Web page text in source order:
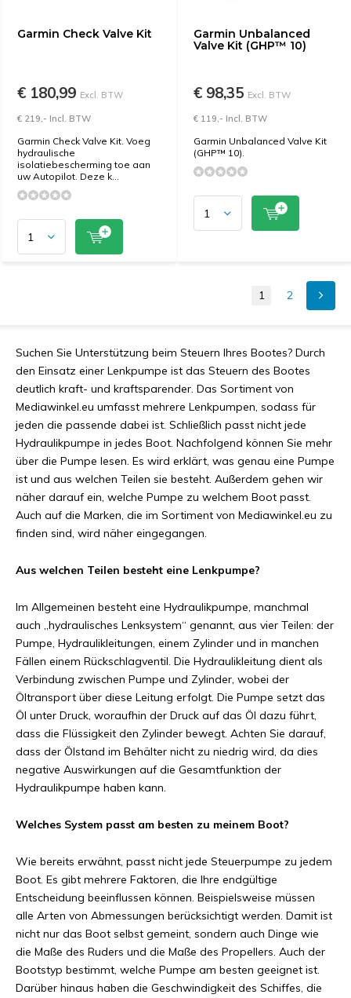
Garmin Check Valve Kit
€ 180,99 Excl. BTW
€ 219,- Incl. BTW
Garmin Check Valve Kit. Voeg
hydraulische
isolatiebescherming toe aan
uw Autopilot. Deze k...
Garmin Unbalanced
Valve Kit (GHP™ 10)
€ 98,35 Excl. BTW
€ 119,- Incl. BTW
Garmin Unbalanced Valve Kit
(GHP™ 10).
1 2
Suchen Sie Unterstützung beim Steuern Ihres Bootes? Durch
den Einsatz einer Lenkpumpe ist das Steuern des Bootes
deutlich kraft- und kraftsparender. Das Sortiment von
Mediawinkel.eu umfasst mehrere Lenkpumpen, sodass für
jeden die passende dabei ist. Schließlich passt nicht jede
Hydraulikpumpe in jedes Boot. Nachfolgend können Sie mehr
über die Pumpe lesen. Es wird erklärt, was genau eine Pumpe
ist und aus welchen Teilen sie besteht. Außerdem gehen wir
näher darauf ein, welche Pumpe zu welchem ​​Boot passt.
Auch auf die Marken, die im Sortiment von Mediawinkel.eu zu
finden sind, wird näher eingegangen.
Aus welchen Teilen besteht eine Lenkpumpe?
Im Allgemeinen besteht eine Hydraulikpumpe, manchmal
auch „hydraulisches Lenksystem“ genannt, aus vier Teilen: der
Pumpe, Hydraulikleitungen, einem Zylinder und in manchen
Fällen einem Rückschlagventil. Die Hydraulikleitung dient als
Verbindung zwischen Pumpe und Zylinder, wobei der
Öltransport über diese Leitung erfolgt. Die Pumpe setzt das
Öl unter Druck, woraufhin der Druck auf das Öl dazu führt,
dass die Flüssigkeit den Zylinder bewegt. Achten Sie darauf,
dass der Ölstand im Behälter nicht zu niedrig wird, da dies
negative Auswirkungen auf die Gesamtfunktion der
Hydraulikpumpe haben kann.
Welches System passt am besten zu meinem Boot?
Wie bereits erwähnt, passt nicht jede Steuerpumpe zu jedem
Boot. Es gibt mehrere Faktoren, die Ihre endgültige
Entscheidung beeinflussen können. Beispielsweise müssen
alle Arten von Abmessungen berücksichtigt werden. Damit ist
nicht nur das Boot selbst gemeint, sondern auch Dinge wie
die Maße des Ruders und die Maße des Propellers. Auch der
Bootstyp bestimmt, welche Pumpe am besten geeignet ist.
Darüber hinaus haben die Geschwindigkeit des Schiffes, die